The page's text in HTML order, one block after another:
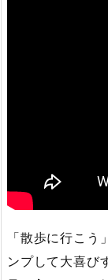
「散歩に行こ
ンプして大喜び